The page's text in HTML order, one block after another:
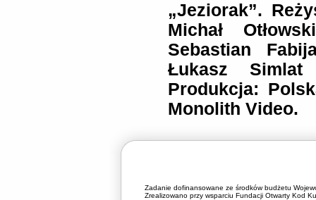
„Jeziorak”.
Michał
Sebastian
Łukasz
Produkcja:
Monolith Video.
Zadanie dofinansowane ze środków budżetu
Zrealizowano przy wsparciu Fundacji Otwarty Kod